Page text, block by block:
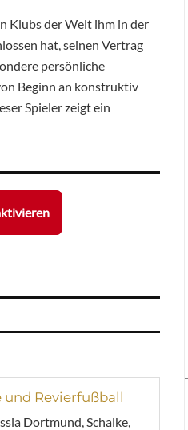
Klubs der Welt ihm in der
hat, seinen Vertrag
persönliche
Beginn an konstruktiv
Spieler zeigt ein
und Revierfußball
Dortmund, Schalke,